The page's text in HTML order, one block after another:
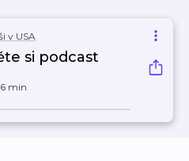
v USA
si podcast
min